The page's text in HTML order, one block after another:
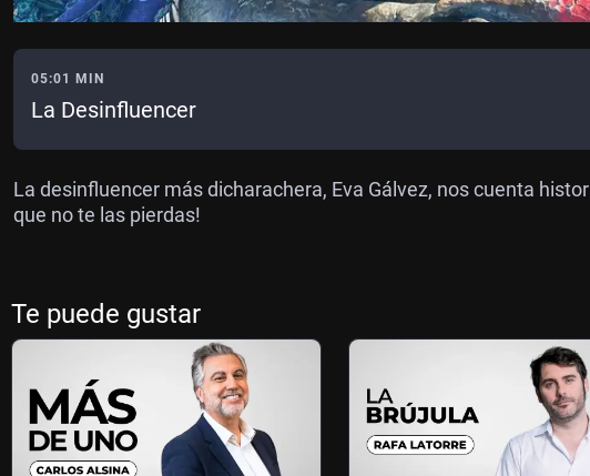
05:01 MIN
La Desinfluencer
La desinfluencer más dicharachera, Eva Gálvez, nos cuenta
que no te las pierdas!
Te puede gustar